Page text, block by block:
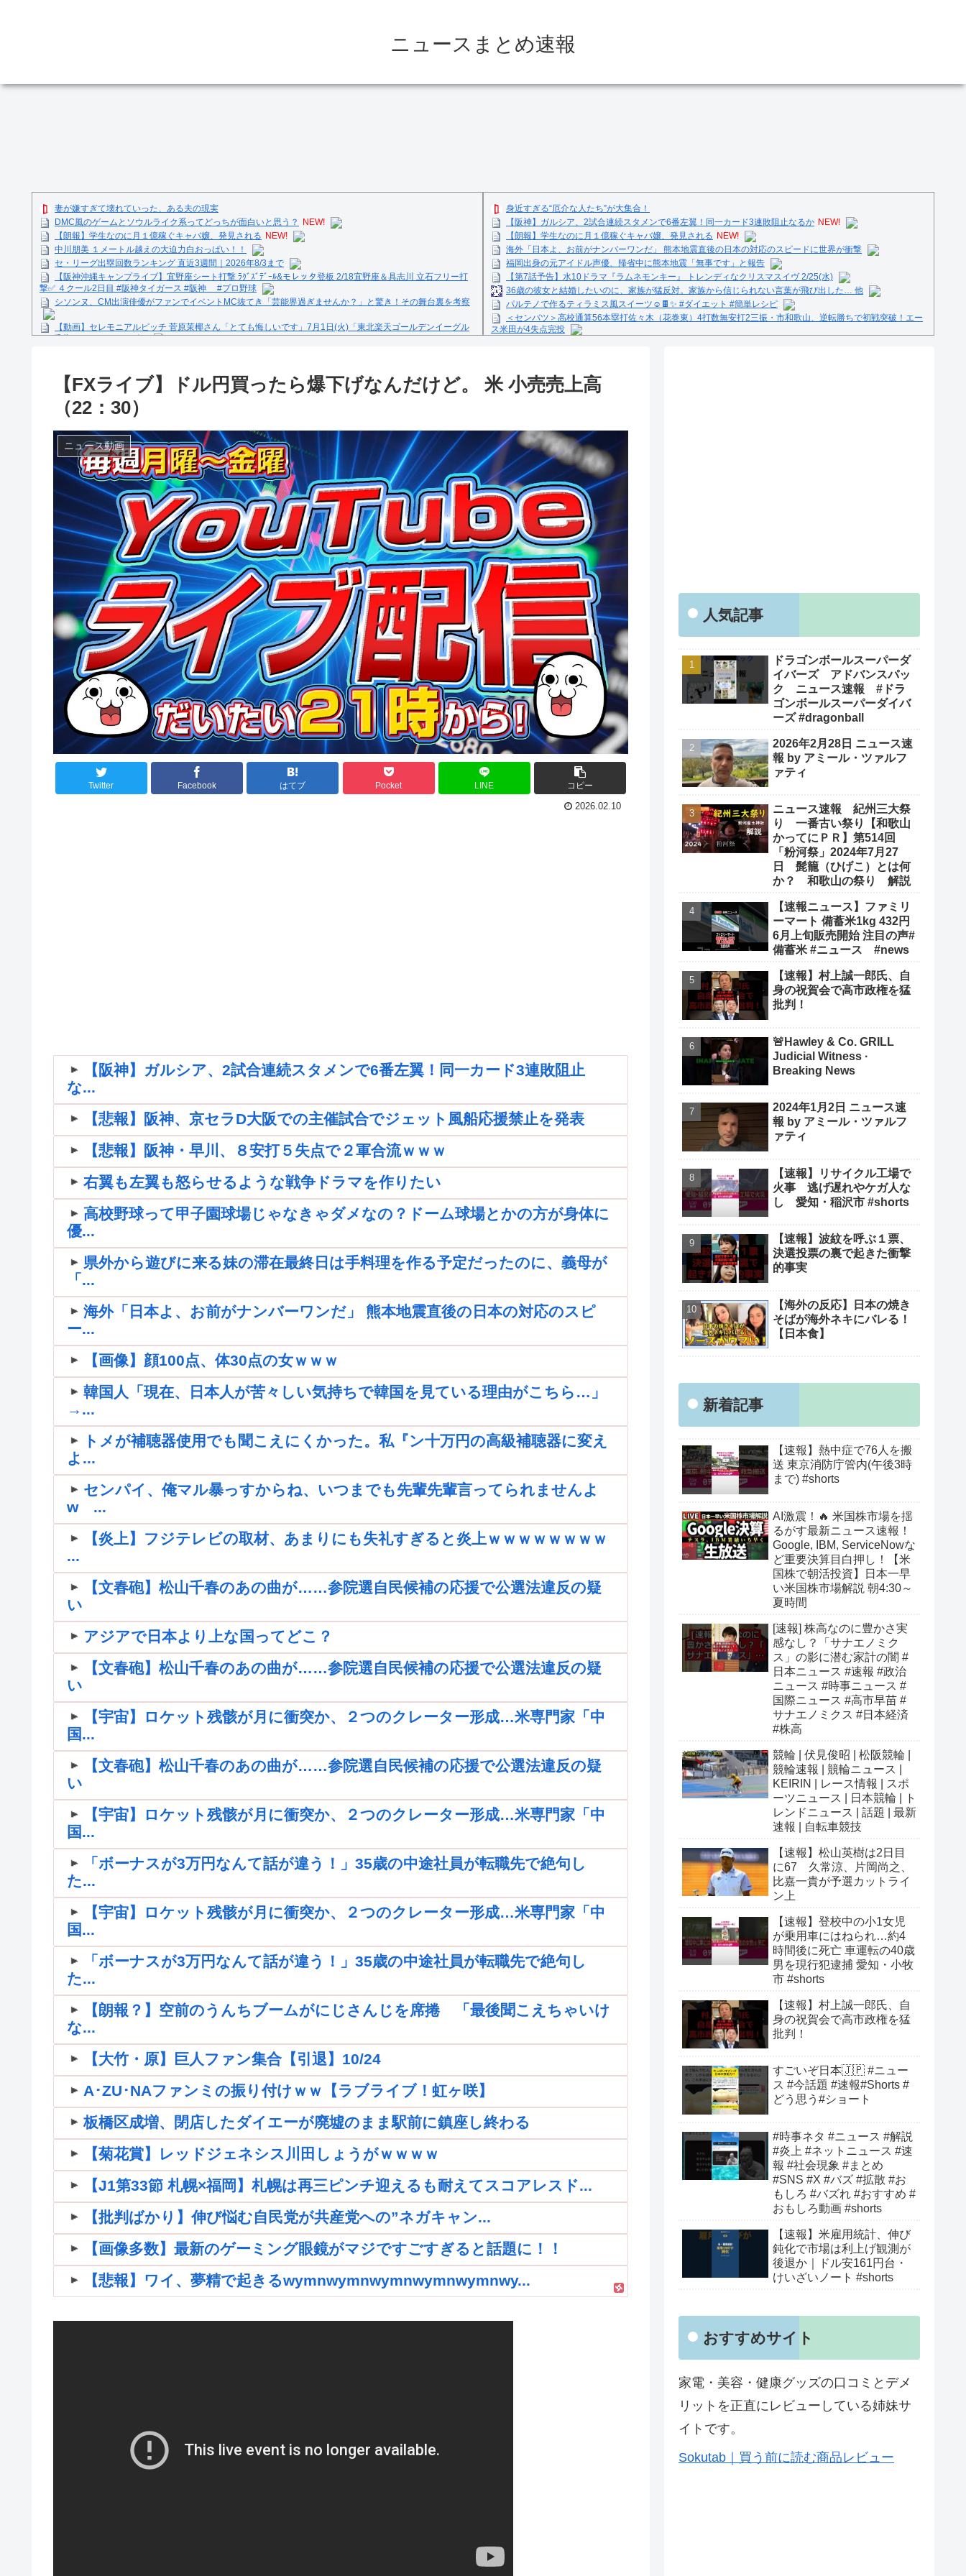
ニュースまとめ速報
妻が嫌すぎて壊れていった、ある夫の現実
DMC風のゲームとソウルライク系ってどっちが面白いと思う？
NEW!
【朗報】学生なのに月１億稼ぐキャバ嬢、発見される NEW!
中川朋美 １メートル越えの大迫力白おっぱい！！
セ・リーグ出塁回数ランキング 直近3週間｜2026年8/3まで
【阪神沖縄キャンプライブ】宜野座シート打撃 ﾗｸﾞｽﾞﾃﾞｰﾙ&モレッタ登板 2/18宜野座＆具志川 立石フリー打
撃✅ ４クール2日目 #阪神タイガース #阪神 #プロ野球
シソンヌ、CM出演俳優がファンでイベントMC抜てき「芸能界過ぎませんか？」と驚き！その舞台裏を考察
【動画】セレモニアルピッチ 菅原茉椰さん「とても悔しいです」7月1日(火)「東北楽天ゴールデンイーグル
ス×千葉ロッテマリーンズ」
Powered by livedoor 相互RSS
身近すぎる“厄介な人たち”が大集合！
【阪神】ガルシア、2試合連続スタメンで6番左翼！同一カード3連敗阻止なるか NEW!
【朗報】学生なのに月１億稼ぐキャバ嬢、発見される NEW!
海外「日本よ、お前がナンバーワンだ」 熊本地震直後の日本の対応のスピードに世界が衝撃
福岡出身の元アイドル声優、帰省中に熊本地震「無事です」と報告
【第7話予告】水10ドラマ『ラムネモンキー』 トレンディなクリスマスイヴ 2/25(水)
36歳の彼女と結婚したいのに、家族が猛反対。家族から信じられない言葉が飛び出した… 他
パルテノで作るティラミス風スイーツ☺️🍫✨ #ダイエット #簡単レシピ
＜センバツ＞高校通算56本塁打佐々木（花巻東）4打数無安打2三振・市和歌山、逆転勝ちで初戦突破！エー
ス米田が4失点完投
【FXライブ】ドル円買ったら爆下げなんだけど。 米 小売売上高
（22：30）
ニュース動画
Twitter Facebook はてブ Pocket LINE コピー
2026.02.10
【阪神】ガルシア、2試合連続スタメンで6番左翼！同一カード3連敗阻止
な...
【悲報】阪神、京セラD大阪での主催試合でジェット風船応援禁止を発表
【悲報】阪神・早川、８安打５失点で２軍合流ｗｗｗ
右翼も左翼も怒らせるような戦争ドラマを作りたい
高校野球って甲子園球場じゃなきゃダメなの？ドーム球場とかの方が身体に
優...
県外から遊びに来る妹の滞在最終日は手料理を作る予定だったのに、義母が
「...
海外「日本よ、お前がナンバーワンだ」 熊本地震直後の日本の対応のスピ
ー...
【画像】顔100点、体30点の女ｗｗｗ
韓国人「現在、日本人が苦々しい気持ちで韓国を見ている理由がこちら…」
→...
トメが補聴器使用でも聞こえにくかった。私『ン十万円の高級補聴器に変え
よ...
センパイ、俺マル暴っすからね、いつまでも先輩先輩言ってられませんよ
w ...
【炎上】フジテレビの取材、あまりにも失礼すぎると炎上ｗｗｗｗｗｗｗｗ
...
【文春砲】松山千春のあの曲が……参院選自民候補の応援で公選法違反の疑
い
アジアで日本より上な国ってどこ？
【文春砲】松山千春のあの曲が……参院選自民候補の応援で公選法違反の疑
い
【宇宙】ロケット残骸が月に衝突か、２つのクレーター形成…米専門家「中
国...
【文春砲】松山千春のあの曲が……参院選自民候補の応援で公選法違反の疑
い
【宇宙】ロケット残骸が月に衝突か、２つのクレーター形成…米専門家「中
国...
「ボーナスが3万円なんて話が違う！」35歳の中途社員が転職先で絶句し
た...
【宇宙】ロケット残骸が月に衝突か、２つのクレーター形成…米専門家「中
国...
「ボーナスが3万円なんて話が違う！」35歳の中途社員が転職先で絶句し
た...
【朗報？】空前のうんちブームがにじさんじを席捲 「最後聞こえちゃいけ
な...
【大竹・原】巨人ファン集合【引退】10/24
A･ZU･NAファンミの振り付けｗｗ【ラブライブ！虹ヶ咲】
板橋区成増、閉店したダイエーが廃墟のまま駅前に鎮座し終わる
【菊花賞】レッドジェネシス川田しょうがｗｗｗｗ
【J1第33節 札幌×福岡】札幌は再三ピンチ迎えるも耐えてスコアレスド...
【批判ばかり】伸び悩む自民党が共産党への”ネガキャン...
【画像多数】最新のゲーミング眼鏡がマジですごすぎると話題に！！
【悲報】ワイ、夢精で起きるwymnwymnwymnwymnwymnwy...
人気記事
ドラゴンボールスーパーダ
イバーズ アドバンスパッ
ク ニュース速報 #ドラ
ゴンボールスーパーダイバ
ーズ #dragonball
2026年2月28日 ニュース速
報 by アミール・ツァルフ
ァティ
ニュース速報 紀州三大祭
り 一番古い祭り【和歌山
かってにＰＲ】第514回
「粉河祭」2024年7月27
日 髭籠（ひげこ）とは何
か？ 和歌山の祭り 解説
【速報ニュース】ファミリ
ーマート 備蓄米1kg 432円
6月上旬販売開始 注目の声#
備蓄米 #ニュース #news
【速報】村上誠一郎氏、自
身の祝賀会で高市政権を猛
批判！
🚨Hawley & Co. GRILL
Judicial Witness ·
Breaking News
2024年1月2日 ニュース速
報 by アミール・ツァルフ
ァティ
【速報】リサイクル工場で
火事 逃げ遅れやケガ人な
し 愛知・稲沢市 #shorts
【速報】波紋を呼ぶ１票、
決選投票の裏で起きた衝撃
的事実
【海外の反応】日本の焼き
そばが海外ネキにバレる！
【日本食】
新着記事
【速報】熱中症で76人を搬
送 東京消防庁管内(午後3時
まで) #shorts
AI激震！🔥 米国株市場を揺
るがす最新ニュース速報！
Google, IBM, ServiceNowな
ど重要決算目白押し！【米
国株で朝活投資】日本一早
い米国株市場解説 朝4:30～
夏時間
[速報] 株高なのに豊かさ実
感なし？「サナエノミク
ス」の影に潜む家計の闇 #
日本ニュース #速報 #政治
ニュース #時事ニュース #
国際ニュース #高市早苗 #
サナエノミクス #日本経済
#株高
競輪 | 伏見俊昭 | 松阪競輪 |
競輪速報 | 競輪ニュース |
KEIRIN | レース情報 | スポ
ーツニュース | 日本競輪 | ト
レンドニュース | 話題 | 最新
速報 | 自転車競技
【速報】松山英樹は2日目
に67 久常涼、片岡尚之、
比嘉一貴が予選カットライ
ン上
【速報】登校中の小1女児
が乗用車にはねられ…約4
時間後に死亡 車運転の40歳
男を現行犯逮捕 愛知・小牧
市 #shorts
【速報】村上誠一郎氏、自
身の祝賀会で高市政権を猛
批判！
すごいぞ日本🇯🇵 #ニュー
ス #今話題 #速報#Shorts #
どう思う#ショート
#時事ネタ #ニュース #解説
#炎上 #ネットニュース #速
報 #社会現象 #まとめ
#SNS #X #バズ #拡散 #お
もしろ #バズれ #おすすめ #
おもしろ動画 #shorts
【速報】米雇用統計、伸び
鈍化で市場は利上げ観測が
後退か｜ドル安161円台・
けいざいノート #shorts
おすすめサイト
家電・美容・健康グッズの口コミとデメ
リットを正直にレビューしている姉妹サ
イトです。
Sokutab｜買う前に読む商品レビュー